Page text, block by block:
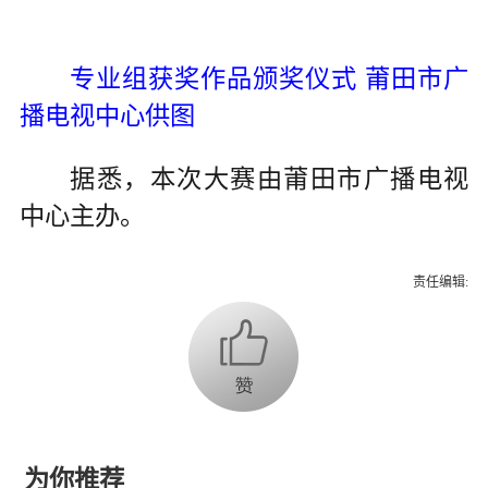
专业组获奖作品颁奖仪式 莆田市广
播电视中心供图
据悉，本次大赛由莆田市广播电视
中心主办。
责任编辑:
为你推荐